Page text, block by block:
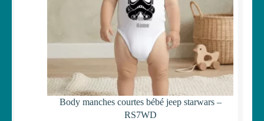
Body manches courtes bébé jeep starwars –
RS7WD